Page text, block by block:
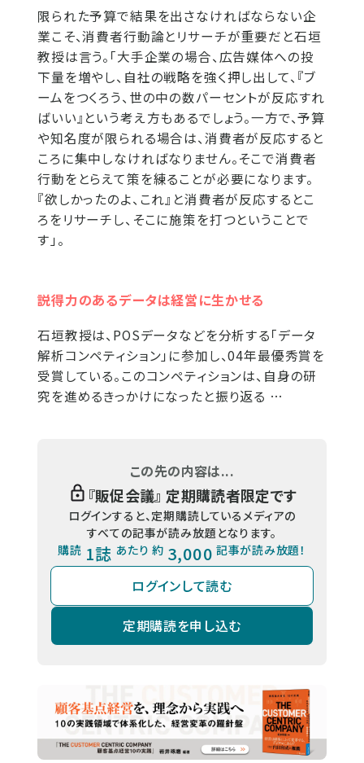
限られた予算で結果を出さなければならない企
業こそ、消費者行動論とリサーチが重要だと石垣
教授は言う。「大手企業の場合、広告媒体への投
下量を増やし、自社の戦略を強く押し出して、『ブ
ームをつくろう、世の中の数パーセントが反応すれ
ばいい』という考え方もあるでしょう。一方で、予算
や知名度が限られる場合は、消費者が反応すると
ころに集中しなければなりません。そこで消費者
行動をとらえて策を練ることが必要になります。
『欲しかったのよ、これ』と消費者が反応するとこ
ろをリサーチし、そこに施策を打つということで
す」。
説得力のあるデータは経営に生かせる
石垣教授は、POSデータなどを分析する「データ
解析コンペティション」に参加し、04年最優秀賞を
受賞している。このコンペティションは、自身の研
究を進めるきっかけになったと振り返る …
この先の内容は...
『販促会議』 定期購読者限定です
ログインすると、定期購読しているメディアの
すべての記事が読み放題となります。
購読 1誌 あたり 約 3,000 記事が読み放題！
ログインして読む
定期購読を申し込む